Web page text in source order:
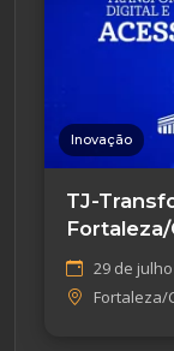
Inovação
TJ-
Fortaleza/
29 de
Fortaleza/